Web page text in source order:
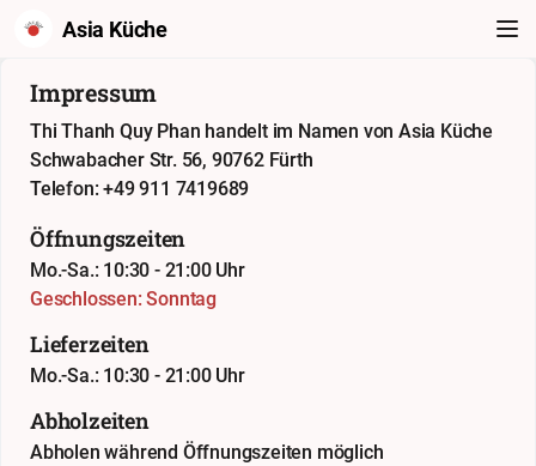
Asia Küche
Impressum
Thi Thanh Quy Phan handelt im Namen von Asia Küche
Schwabacher Str. 56, 90762 Fürth
Telefon: +49 911 7419689
Öffnungszeiten
Mo.-Sa.: 10:30 - 21:00 Uhr
Geschlossen: Sonntag
Lieferzeiten
Mo.-Sa.: 10:30 - 21:00 Uhr
Abholzeiten
Abholen während Öffnungszeiten möglich